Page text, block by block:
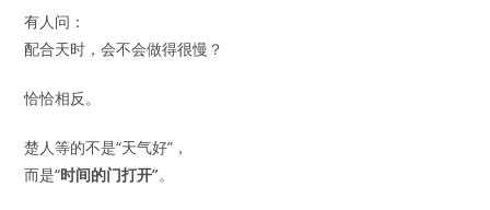
有人问：
配合天时，会不会做得很慢？
恰恰相反。
楚人等的不是“天气好”，
而是“时间的门打开”。